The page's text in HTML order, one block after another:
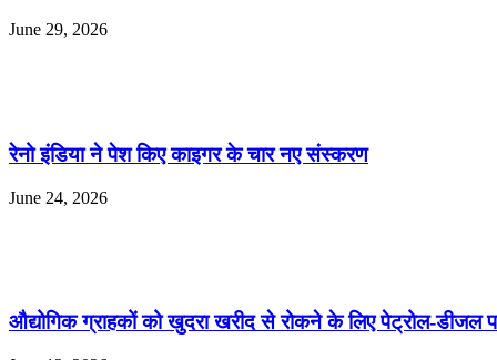
June 29, 2026
रेनो इंडिया ने पेश किए काइगर के चार नए संस्करण
June 24, 2026
औद्योगिक ग्राहकों को खुदरा खरीद से रोकने के लिए पेट्रोल-डीजल